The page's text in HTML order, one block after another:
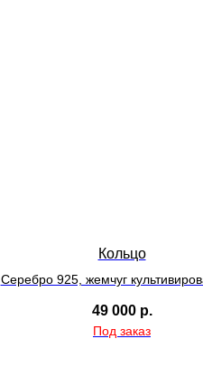
Кольцо
Серебро 925, жемчуг
49 000 р.